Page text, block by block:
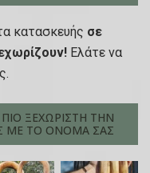
κατασκευής σε
Ελάτε να
ΞΕΧΩΡΙΣΤΉ ΤΗΝ
ΜΕ ΤΟ ΟΝΟΜΑ ΣΑΣ